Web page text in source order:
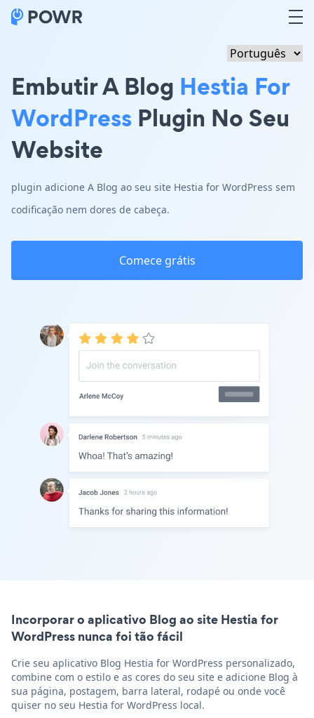
Embutir A Blog Hestia For
WordPress Plugin No Seu
Website
plugin adicione A Blog ao seu site Hestia for WordPress sem
codificação nem dores de cabeça.
Comece grátis
Incorporar o aplicativo Blog ao site Hestia for
WordPress nunca foi tão fácil
Crie seu aplicativo Blog Hestia for WordPress personalizado,
combine com o estilo e as cores do seu site e adicione Blog à
sua página, postagem, barra lateral, rodapé ou onde você
quiser no seu Hestia for WordPress local.